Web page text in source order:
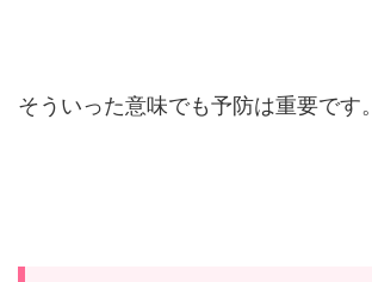
そういった意味でも予防は重要です。